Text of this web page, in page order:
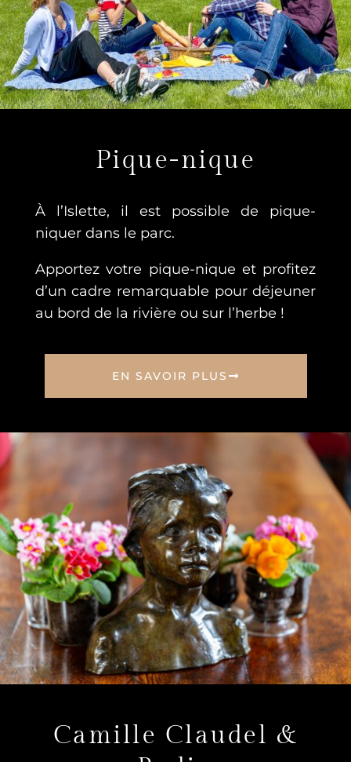
Pique-nique
À l’Islette, il est possible de pique-
niquer dans le parc.
Apportez votre pique-nique et profitez
d’un cadre remarquable pour déjeuner
au bord de la rivière ou sur l’herbe !
EN SAVOIR PLUS
Camille Claudel &